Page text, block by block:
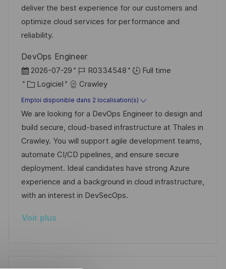
s
a
t
o
n
a
f
h
g
e
e
n
c
d
u
p
o
s
t
e
o
r
deliver the best experience for our customers and
optimize cloud services for performance and
reliability.
DevOps Engineer
D
a
t
e
d
’
a
f
f
i
h
2026-07-29
R
é
f
é
r
e
n
c
e
d
R0334548
Full time
C
a
t
é
g
o
r
i
e
Logiciel Crawley
Emploi disponible dans 2 localisation(s)
We are looking for a DevOps Engineer to design and
build secure, cloud-based infrastructure at Thales in
Crawley. You will support agile development teams,
automate CI/CD pipelines, and ensure secure
deployment. Ideal candidates have strong Azure
experience and a background in cloud infrastructure,
with an interest in DevSecOps.
Voir plus